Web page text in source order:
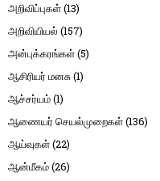
அறிவிப்புகள்(13)
அறிவியியல் (157)
அன்புக்கரங்கள்(5)
ஆசிரியர் மனசு(1)
ஆச்சர்யம்(1)
ஆணையர் செயல்முறைகள்(136)
ஆய்வுகள்(22)
ஆன்மீகம்(26)